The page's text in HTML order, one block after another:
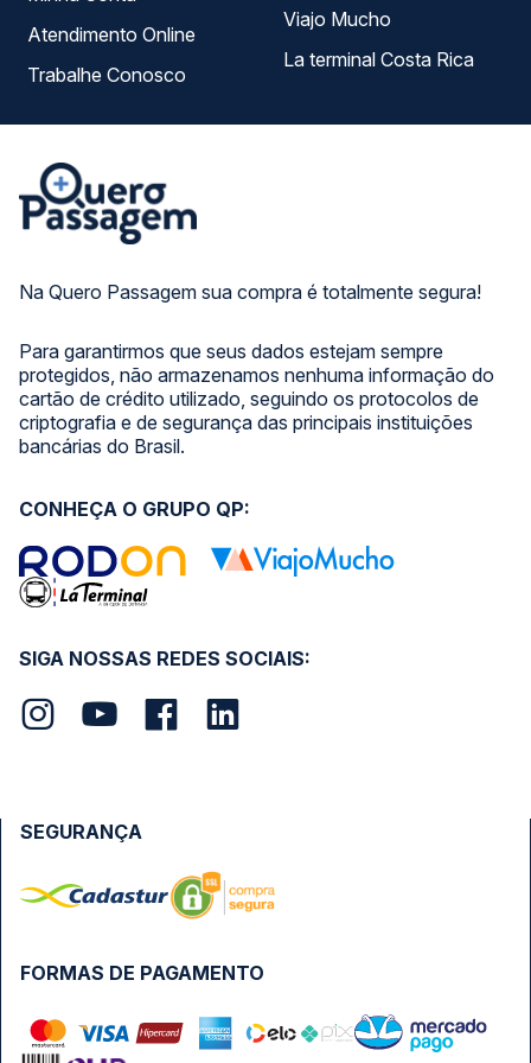
Na Quero Passagem sua compra é totalmente segura!
Para garantirmos que seus dados estejam sempre
protegidos, não armazenamos nenhuma informação do
cartão de crédito utilizado, seguindo os protocolos de
criptografia e de segurança das principais instituições
bancárias do Brasil.
Atendimento Online
Trabalhe Conosco
Viajo Mucho
La terminal Costa Rica
SIGA NOSSAS REDES SOCIAIS:
CONHEÇA O GRUPO QP:
FORMAS DE PAGAMENTO
SEGURANÇA